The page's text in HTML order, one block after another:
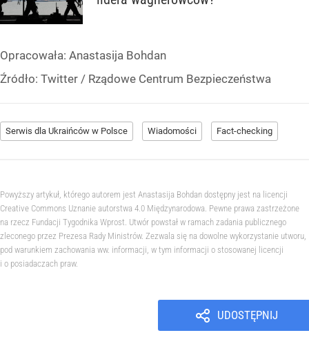
Opracowała: Anastasija Bohdan
Źródło: Twitter / Rządowe Centrum Bezpieczeństwa
Serwis dla Ukraińców w Polsce Wiadomości Fact-checking
Powyższy artykuł, którego autorem jest Anastasija Bohdan dostępny jest na licencji
Creative Commons Uznanie autorstwa 4.0 Międzynarodowa. Pewne prawa zastrzeżone
na rzecz Fundacji Tygodnika Wprost. Utwór powstał w ramach zadania publicznego
zleconego przez Prezesa Rady Ministrów. Zezwala się na dowolne wykorzystanie utworu,
pod warunkiem zachowania ww. informacji, w tym informacji o stosowanej licencji
i o posiadaczach praw.
UDOSTĘPNIJ